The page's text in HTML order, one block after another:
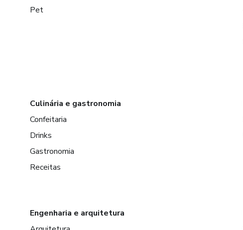
Pet
Culinária e gastronomia
Confeitaria
Drinks
Gastronomia
Receitas
Engenharia e arquitetura